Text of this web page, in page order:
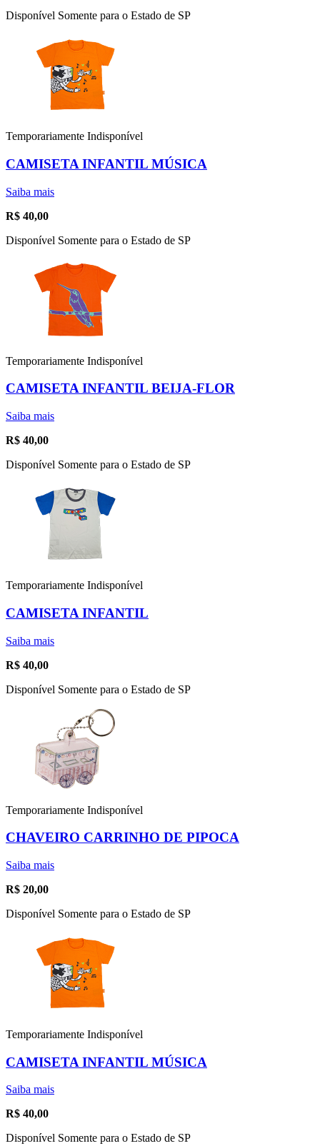
Disponível Somente para o Estado de SP
Temporariamente Indisponível
CAMISETA INFANTIL MÚSICA
Saiba mais
R$ 40,00
Disponível Somente para o Estado de SP
Temporariamente Indisponível
CAMISETA INFANTIL BEIJA-FLOR
Saiba mais
R$ 40,00
Disponível Somente para o Estado de SP
Temporariamente Indisponível
CAMISETA INFANTIL
Saiba mais
R$ 40,00
Disponível Somente para o Estado de SP
Temporariamente Indisponível
CHAVEIRO CARRINHO DE PIPOCA
Saiba mais
R$ 20,00
Disponível Somente para o Estado de SP
Temporariamente Indisponível
CAMISETA INFANTIL MÚSICA
Saiba mais
R$ 40,00
Disponível Somente para o Estado de SP